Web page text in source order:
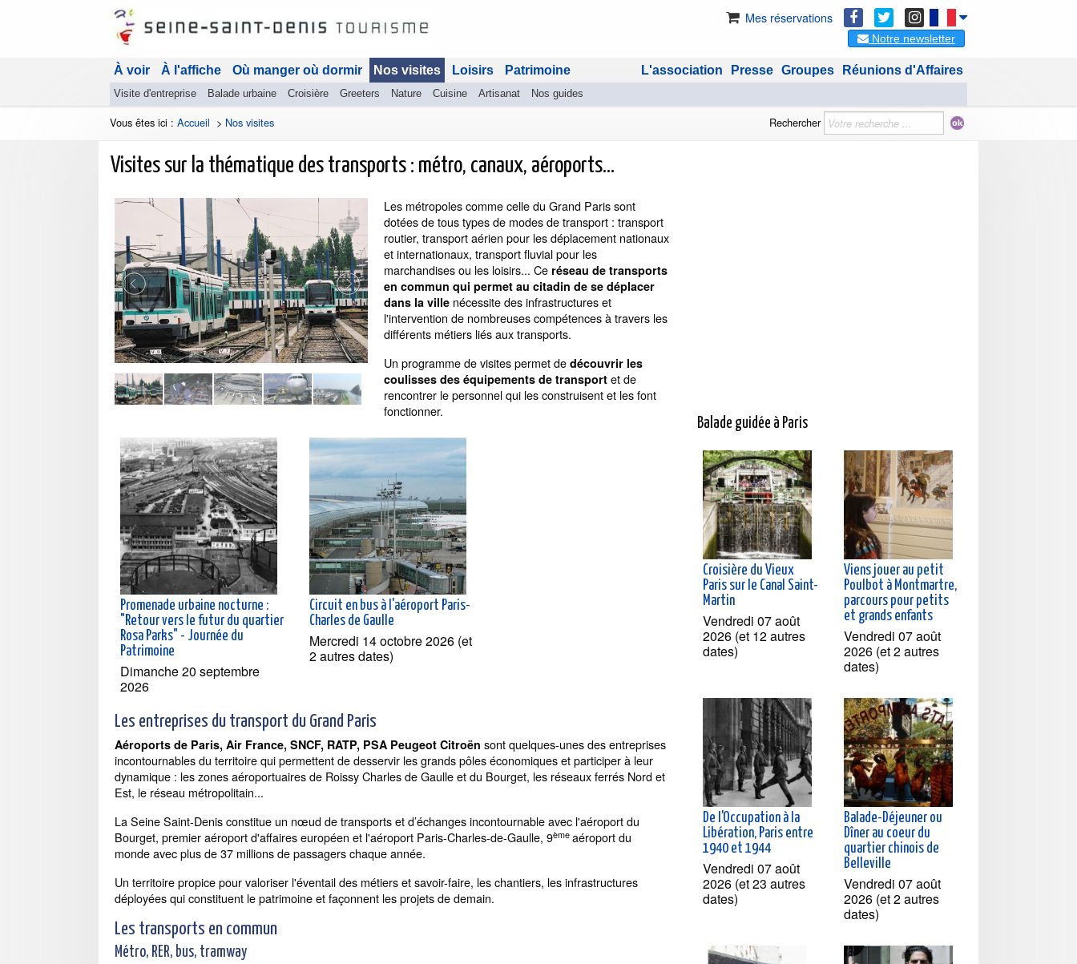
Mes réservations
Notre newsletter
À voir À l'affiche Où manger où dormir Nos visites
Visite d'entreprise Balade urbaine Croisière Greeters Nature Cuisine Artisanat Nos guides
Loisirs Patrimoine Réunions d'Affaires
Groupes
Presse
L'association
Vous êtes ici : Accueil > Nos visites Rechercher
Visites sur la thématique des transports : métro, canaux, aéroports...
Les métropoles comme celle du Grand Paris sont
dotées de tous types de modes de transport : transport
routier, transport aérien pour les déplacement nationaux
et internationaux, transport fluvial pour les
marchandises ou les loisirs... Ce réseau de transports
en commun qui permet au citadin de se déplacer
dans la ville nécessite des infrastructures et
l'intervention de nombreuses compétences à travers les
différents métiers liés aux transports.
Un programme de visites permet de découvrir les
coulisses des équipements de transport et de
rencontrer le personnel qui les construisent et les font
fonctionner.
Promenade urbaine nocturne :
"Retour vers le futur du quartier
Rosa Parks" - Journée du
Patrimoine
Dimanche 20 septembre
2026
Circuit en bus à l'aéroport Paris-
Charles de Gaulle
Mercredi 14 octobre 2026 (et
2 autres dates)
Les entreprises du transport du Grand Paris
Aéroports de Paris, Air France, SNCF, RATP, PSA Peugeot Citroën sont quelques-unes des entreprises
incontournables du territoire qui permettent de desservir les grands pôles économiques et participer à leur
dynamique : les zones aéroportuaires de Roissy Charles de Gaulle et du Bourget, les réseaux ferrés Nord et
Est, le réseau métropolitain...
La Seine Saint-Denis constitue un nœud de transports et d’échanges incontournable avec l'aéroport du
Bourget, premier aéroport d'affaires européen et l'aéroport Paris-Charles-de-Gaulle, 9ème aéroport du
monde avec plus de 37 millions de passagers chaque année.
Un territoire propice pour valoriser l'éventail des métiers et savoir-faire, les chantiers, les infrastructures
déployées qui constituent le patrimoine et façonnent les projets de demain.
Les transports en commun
Métro, RER, bus, tramway
Balade guidée à Paris
Croisière du Vieux
Paris sur le Canal Saint-
Martin
Vendredi 07 août
2026 (et 12 autres
dates)
Viens jouer au petit
Poulbot à Montmartre,
parcours pour petits
et grands enfants
Vendredi 07 août
2026 (et 2 autres
dates)
De l'Occupation à la
Libération, Paris entre
1940 et 1944
Vendredi 07 août
2026 (et 23 autres
dates)
Balade-Déjeuner ou
Dîner au coeur du
quartier chinois de
Belleville
Vendredi 07 août
2026 (et 2 autres
dates)